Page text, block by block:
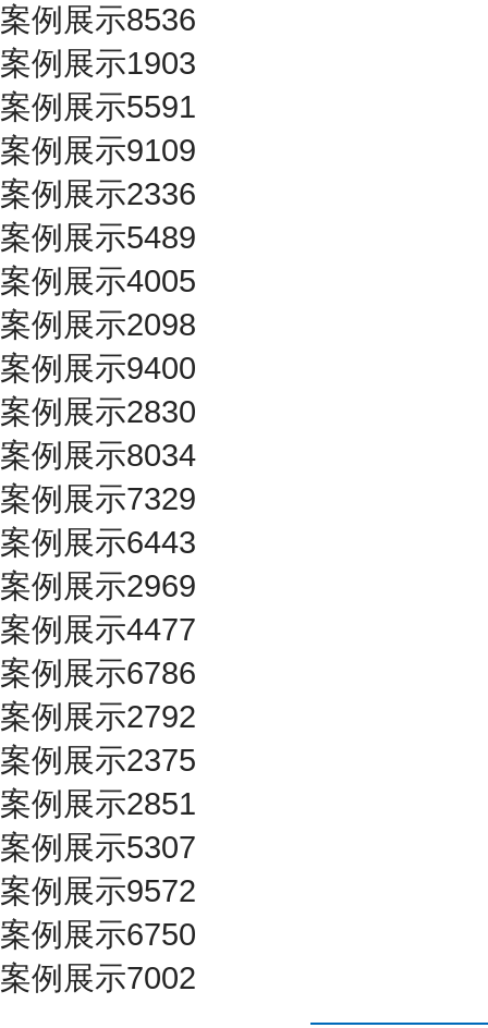
案例展示8536
案例展示1903
案例展示5591
案例展示9109
案例展示2336
案例展示5489
案例展示4005
案例展示2098
案例展示9400
案例展示2830
案例展示8034
案例展示7329
案例展示6443
案例展示2969
案例展示4477
案例展示6786
案例展示2792
案例展示2375
案例展示2851
案例展示5307
案例展示9572
案例展示6750
案例展示7002